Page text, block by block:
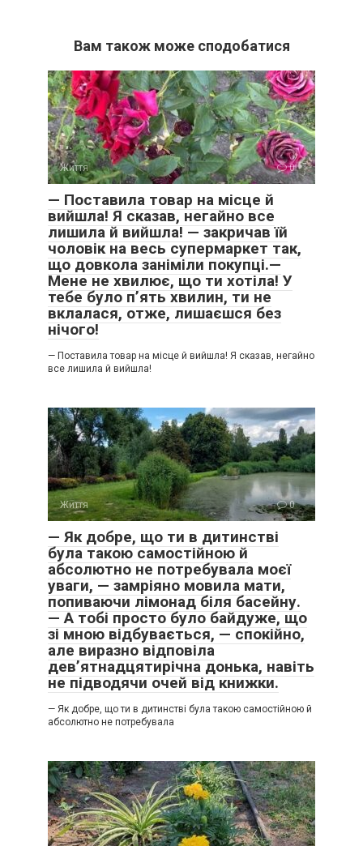
Вам також може сподобатися
Життя 0
— Поставила товар на місце й
вийшла! Я сказав, негайно все
лишила й вийшла! — закричав їй
чоловік на весь супермаркет так,
що довкола заніміли покупці.—
Мене не хвилює, що ти хотіла! У
тебе було п’ять хвилин, ти не
вклалася, отже, лишаєшся без
нічого!
— Поставила товар на місце й вийшла! Я сказав, негайно
все лишила й вийшла!
Життя 0
— Як добре, що ти в дитинстві
була такою самостійною й
абсолютно не потребувала моєї
уваги, — замріяно мовила мати,
попиваючи лімонад біля басейну.
— А тобі просто було байдуже, що
зі мною відбувається, — спокійно,
але виразно відповіла
дев’ятнадцятирічна донька, навіть
не підводячи очей від книжки.
— Як добре, що ти в дитинстві була такою самостійною й
абсолютно не потребувала